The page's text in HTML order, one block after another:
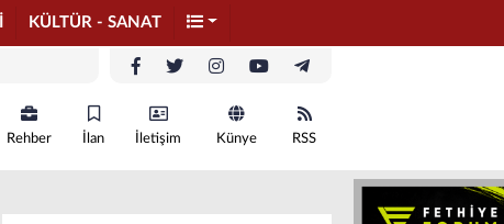
KÜLTÜR - SANAT
Rehber İlan İletişim Künye RSS